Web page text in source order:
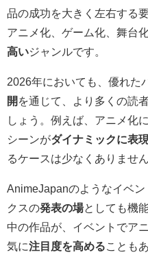
品の成功を大きく左右する
アニメ化、ゲーム化、舞台
高いジャンルです。
2026年においても、優れた
開 を通じて、より多くの読
しょう。例えば、アニメ化
シーンがダイナミックに表現
るケースは少なくありません
AnimeJapanのようなイベ
クスの発表の場としても機
中の作品が、イベントでア
気に注目度を高める ことも